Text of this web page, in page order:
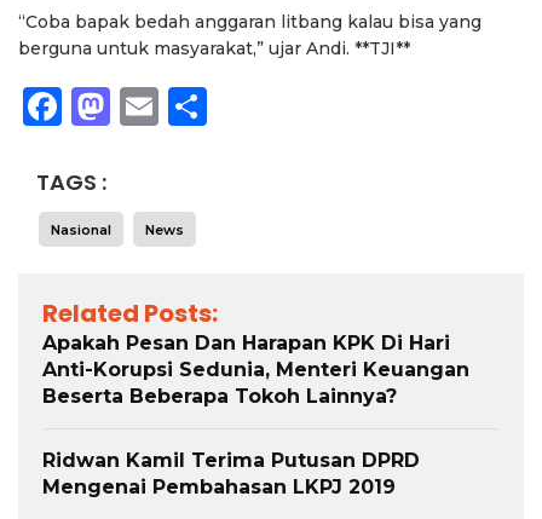
“Coba bapak bedah anggaran litbang kalau bisa yang
berguna untuk masyarakat,” ujar Andi. **TJI**
Facebook
Mastodon
Email
TAGS :
Nasional News
Related Posts:
Apakah Pesan Dan Harapan KPK Di Hari
Anti-Korupsi Sedunia, Menteri Keuangan
Beserta Beberapa Tokoh Lainnya?
Ridwan Kamil Terima Putusan DPRD
Mengenai Pembahasan LKPJ 2019